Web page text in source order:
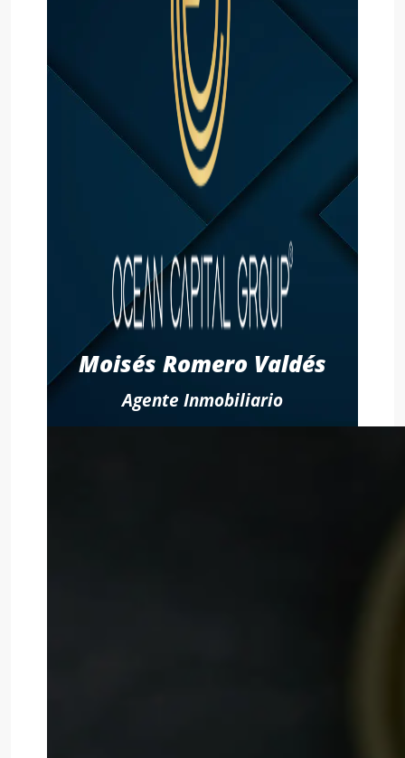
Moisés Romero Valdés
Agente Inmobiliario